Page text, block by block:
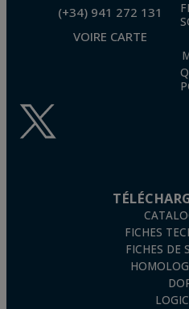
(+34) 941 272 131
VOIRE CARTE
FICHES
FICHES DE